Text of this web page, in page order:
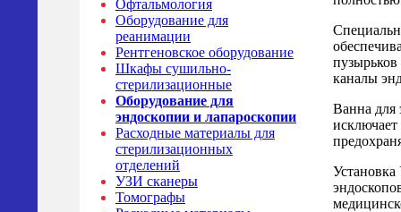
Офтальмология
Оборудование для
реанимации
Рентгеновское оборудование
Шкафы сушильно-
стерилизационные
Оборудование для
эндоскопии и лапароскопии
Расходные материалы для
стерилизационных
отделений
УЗИ сканеры
Томографы
каналы
Ванна для